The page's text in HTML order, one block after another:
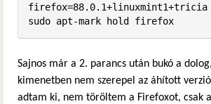
firefox=88.0.1+linuxmint1+tricia
sudo apt-mark hold firefox
Sajnos már a 2. parancs után bukó a
kimenetben nem szerepel az áhított
adtam ki, nem töröltem a Firefoxot, csak